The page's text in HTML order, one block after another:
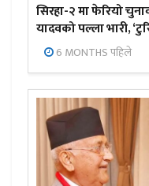
सिरहा-२ मा फेरियो
यादवको पल्ला भारी,
6 MONTHS पहिले